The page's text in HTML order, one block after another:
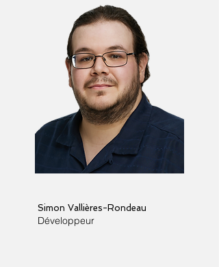
Simon Vallières-Rondeau
Développeur